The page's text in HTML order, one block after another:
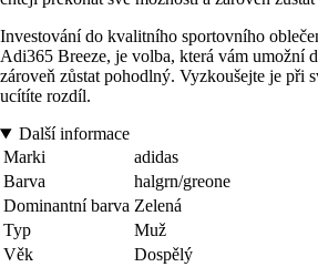
Investování do kvalitního sportovního
Adi365 Breeze, je volba, která vám umožní
zároveň zůstat pohodlný. Vyzkoušejte je při
ucítíte rozdíl.
Další informace
Marki
adidas
Barva
halgrn/greone
Dominantní barva Zelená
Typ
Muž
Věk
Dospělý